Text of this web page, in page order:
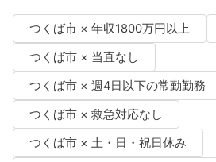
つくば市 × 年収1800万円以上
つくば市 × 当直なし
つくば市 × 週4日以下の常勤勤務
つくば市 × 救急対応なし
つくば市 × 土・日・祝日休み